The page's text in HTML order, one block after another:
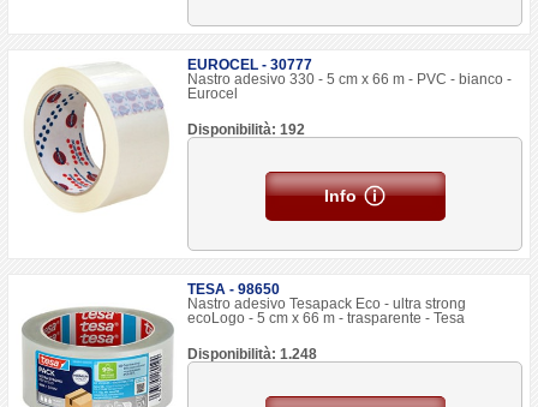
EUROCEL - 30777
Nastro adesivo 330 - 5 cm x 66 m - PVC - bianco -
Eurocel
Disponibilità: 192
Info
TESA - 98650
Nastro adesivo Tesapack Eco - ultra strong
ecoLogo - 5 cm x 66 m - trasparente - Tesa
Disponibilità: 1.248